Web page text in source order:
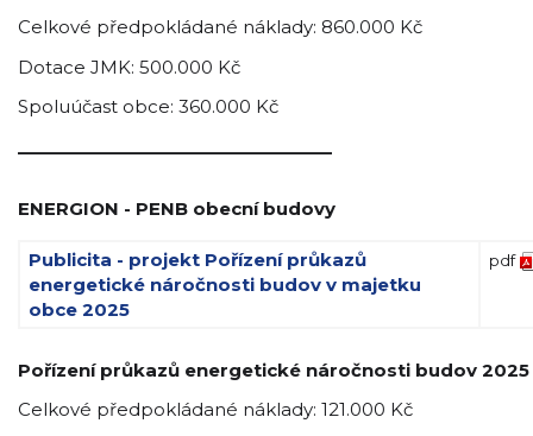
Celkové předpokládané náklady: 860.000 Kč
Dotace JMK: 500.000 Kč
Spoluúčast obce: 360.000 Kč
ENERGION - PENB obecní budovy
Publicita - projekt Pořízení průkazů
energetické náročnosti budov v majetku
obce 2025
pdf
Pořízení průkazů energetické náročnosti budov 2025
Celkové předpokládané náklady: 121.000 Kč